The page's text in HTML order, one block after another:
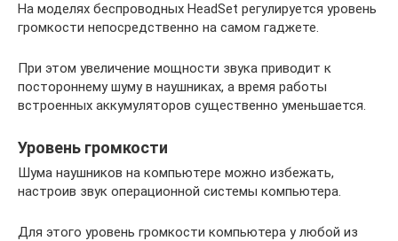
На моделях беспроводных HeadSet регулируется уровень
громкости непосредственно на самом гаджете.
При этом увеличение мощности звука приводит к
постороннему шуму в наушниках, а время работы
встроенных аккумуляторов существенно уменьшается.
Уровень громкости
Шума наушников на компьютере можно избежать,
настроив звук операционной системы компьютера.
Для этого уровень громкости компьютера у любой из